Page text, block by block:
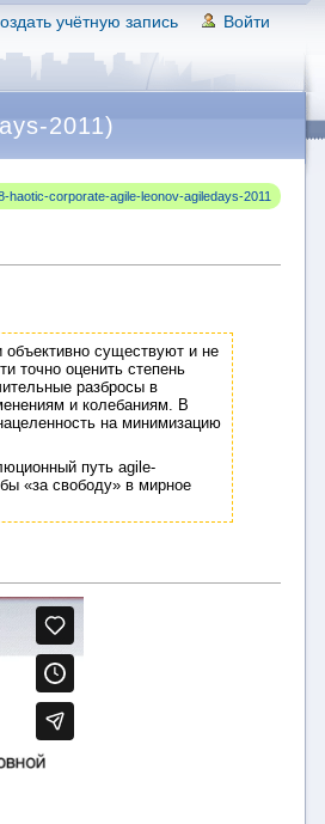
учётную запись Войти
2011)
haotic-corporate-agile-leonov-agiledays-2011
объективно существуют и не
точно оценить степень
разбросы в
и колебаниям. В
на минимизацию
путь agile-
«за свободу» в мирное